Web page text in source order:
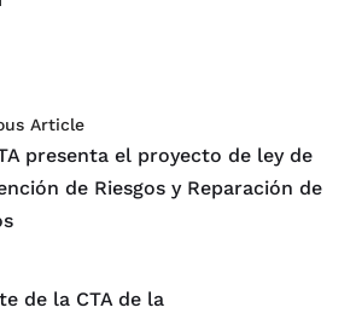
Article
presenta el proyecto de ley de
de Riesgos y Reparación de
de la CTA de la